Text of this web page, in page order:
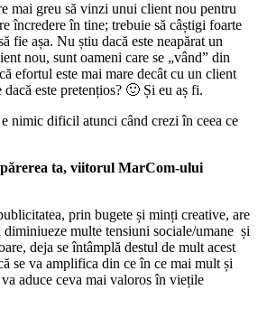
mai greu să vinzi unui client nou pentru
încredere în tine; trebuie să câștigi foarte
fie așa. Nu știu dacă este neapărat un
nou, sunt oameni care se „vând” din
efortul este mai mare decât cu un client
este pretențios? 🙂 Și eu aș fi.
nimic dificil atunci când crezi în ceea ce
ta, viitorul MarCom-ului
prin bugete și minți creative, are
diminiueze multe tensiuni sociale/umane și
deja se întâmplă destul de mult acest
se va amplifica din ce în ce mai mult și
aduce ceva mai valoros în viețile